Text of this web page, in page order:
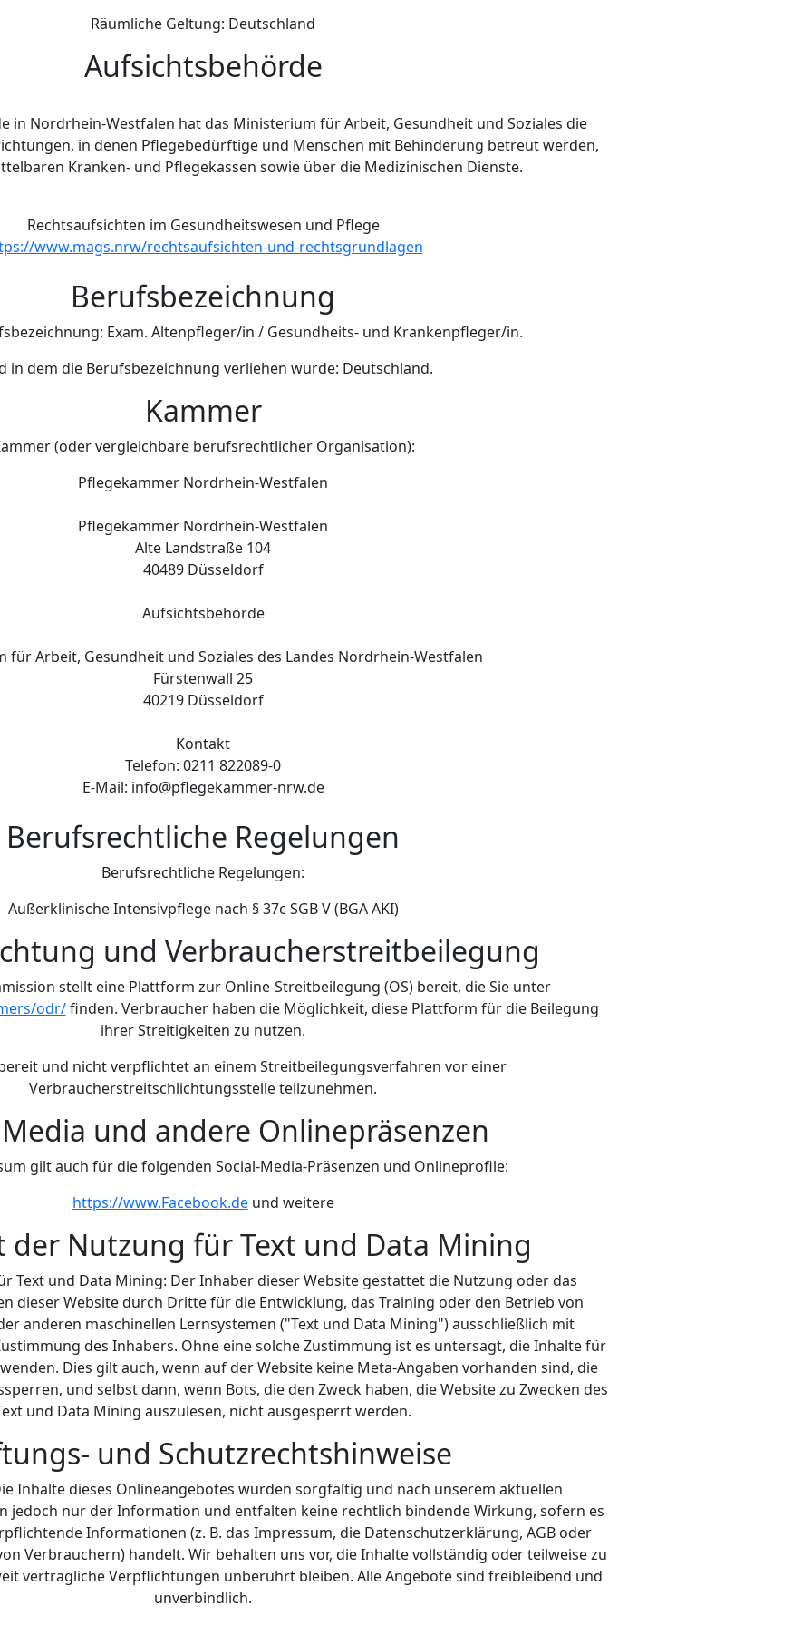
Räumliche Geltung: Deutschland
Aufsichtsbehörde
in Nordrhein-Westfalen hat das Ministerium für Arbeit, Gesundheit und Soziales die
in denen Pflegebedürftige und Menschen mit Behinderung betreut werden,
Kranken- und Pflegekassen sowie über die Medizinischen Dienste.
Rechtsaufsichten im Gesundheitswesen und Pflege
www.mags.nrw/rechtsaufsichten-und-rechtsgrundlagen
Berufsbezeichnung
Exam. Altenpfleger/in / Gesundheits- und Krankenpfleger/in.
in dem die Berufsbezeichnung verliehen wurde: Deutschland.
Kammer
(oder vergleichbare berufsrechtlicher Organisation):
Pflegekammer Nordrhein-Westfalen
Pflegekammer Nordrhein-Westfalen
Alte Landstraße 104
40489 Düsseldorf
Aufsichtsbehörde
für Arbeit, Gesundheit und Soziales des Landes Nordrhein-Westfalen
Fürstenwall 25
40219 Düsseldorf
Kontakt
Telefon: 0211 822089-0
E-Mail: info@pflegekammer-nrw.de
Berufsrechtliche Regelungen
Berufsrechtliche Regelungen:
Außerklinische Intensivpflege nach § 37c SGB V (BGA AKI)
und Verbraucherstreitbeilegung
stellt eine Plattform zur Online-Streitbeilegung (OS) bereit, die Sie unter
odr/finden. Verbraucher haben die Möglichkeit, diese Plattform für die Beilegung
ihrer Streitigkeiten zu nutzen.
und nicht verpflichtet an einem Streitbeilegungsverfahren vor einer
Verbraucherstreitschlichtungsstelle teilzunehmen.
und andere Onlinepräsenzen
gilt auch für die folgenden Social-Media-Präsenzen und Onlineprofile:
https://www.Facebook.deund weitere
der Nutzung für Text und Data Mining
Text und Data Mining: Der Inhaber dieser Website gestattet die Nutzung oder das
dieser Website durch Dritte für die Entwicklung, das Training oder den Betrieb von
anderen maschinellen Lernsystemen ("Text und Data Mining") ausschließlich mit
des Inhabers. Ohne eine solche Zustimmung ist es untersagt, die Inhalte für
Dies gilt auch, wenn auf der Website keine Meta-Angaben vorhanden sind, die
und selbst dann, wenn Bots, die den Zweck haben, die Website zu Zwecken des
und Data Mining auszulesen, nicht ausgesperrt werden.
und Schutzrechtshinweise
Inhalte dieses Onlineangebotes wurden sorgfältig und nach unserem aktuellen
jedoch nur der Information und entfalten keine rechtlich bindende Wirkung, sofern es
Informationen (z. B. das Impressum, die Datenschutzerklärung, AGB oder
Verbrauchern) handelt. Wir behalten uns vor, die Inhalte vollständig oder teilweise zu
vertragliche Verpflichtungen unberührt bleiben. Alle Angebote sind freibleibend und
unverbindlich.